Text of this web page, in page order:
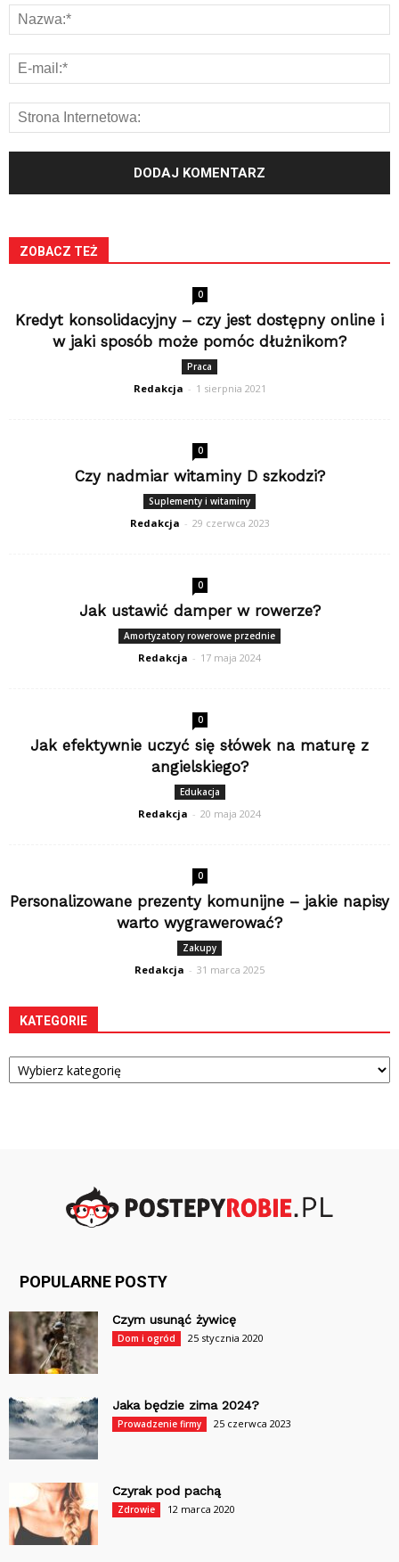
ZOBACZ TEŻ
0
Kredyt konsolidacyjny – czy jest dostępny online i
w jaki sposób może pomóc dłużnikom?
Praca
Redakcja - 1 sierpnia 2021
0
Czy nadmiar witaminy D szkodzi?
Suplementy i witaminy
Redakcja - 29 czerwca 2023
0
Jak ustawić damper w rowerze?
Amortyzatory rowerowe przednie
Redakcja - 17 maja 2024
0
Jak efektywnie uczyć się słówek na maturę z
angielskiego?
Edukacja
Redakcja - 20 maja 2024
0
Personalizowane prezenty komunijne – jakie napisy
warto wygrawerować?
Zakupy
Redakcja - 31 marca 2025
KATEGORIE
Kategorie
POPULARNE POSTY
Czym usunąć żywicę
Dom i ogród 25 stycznia 2020
Jaka będzie zima 2024?
Prowadzenie firmy 25 czerwca 2023
Czyrak pod pachą
Zdrowie 12 marca 2020